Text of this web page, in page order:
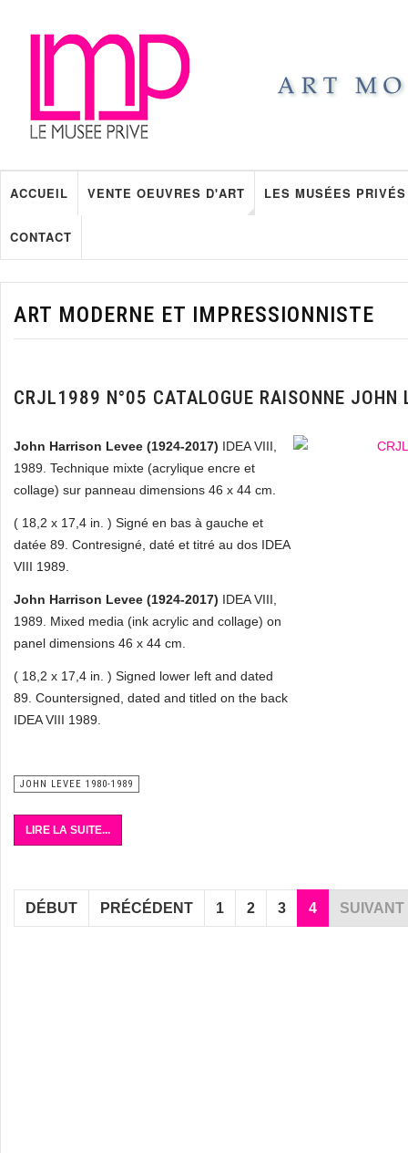
ACCUEIL VENTE OEUVRES D'ART LES MUSÉES PRIVÉS
CONTACT
ART MODERNE ET IMPRESSIONNISTE
CRJL1989 N°05 CATALOGUE RAISONNE JOHN
John Harrison Levee (1924-2017) IDEA VIII,
1989. Technique mixte (acrylique encre et
collage) sur panneau dimensions 46 x 44 cm.
( 18,2 x 17,4 in. ) Signé en bas à gauche et
datée 89. Contresigné, daté et titré au dos IDEA
VIII 1989.
John Harrison Levee (1924-2017) IDEA VIII,
1989. Mixed media (ink acrylic and collage) on
panel dimensions 46 x 44 cm.
( 18,2 x 17,4 in. ) Signed lower left and dated
89. Countersigned, dated and titled on the back
IDEA VIII 1989.
JOHN LEVEE 1980-1989
LIRE LA SUITE...
DÉBUT PRÉCÉDENT 1 2 3 4 SUIVANT